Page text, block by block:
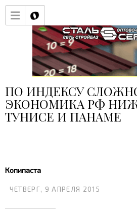
ПО ИНДЕКСУ
ЭКОНОМИКА РФ
ТУНИСЕ И ПАНАМЕ
Копипаста
ЧЕТВЕРГ, 9 АПРЕЛЯ 2015